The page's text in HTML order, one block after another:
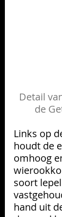
Detail
de
Links op
houdt de
omhoog
soort
hand uit